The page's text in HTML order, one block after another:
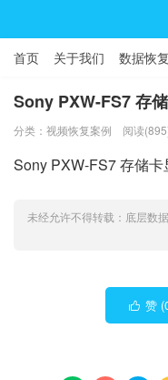
首页 关于我们 数据恢复
常见问题
Sony PXW-FS7 存
分类： 视频恢复案例 阅读
Sony PXW-FS7 存储
未经允许不得转载： 底层数
 赞 (